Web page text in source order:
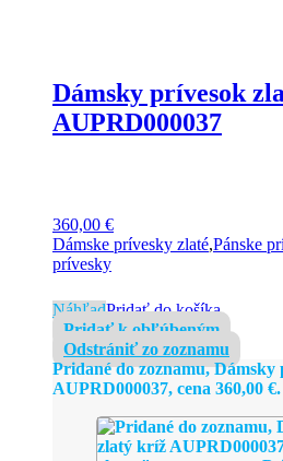
Dámsky prívesok
AUPRD000037
360,00 €
Dámske prívesky zlaté,Pánske
prívesky
NáhľadPridať do košíka
Pridať k obľúbeným
Odstrániť zo zoznamu
Pridané do zoznamu,
AUPRD000037, cena 360,00 €.